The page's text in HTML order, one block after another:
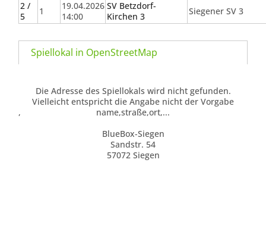
2 /
5
1
19.04.2026
14:00
SV Betzdorf-
Kirchen 3
Siegener SV 3
Spiellokal in OpenStreetMap
Die Adresse des Spiellokals wird nicht gefunden.
Vielleicht entspricht die Angabe nicht der Vorgabe
name,straße,ort,...
BlueBox-Siegen
Sandstr. 54
57072 Siegen
,